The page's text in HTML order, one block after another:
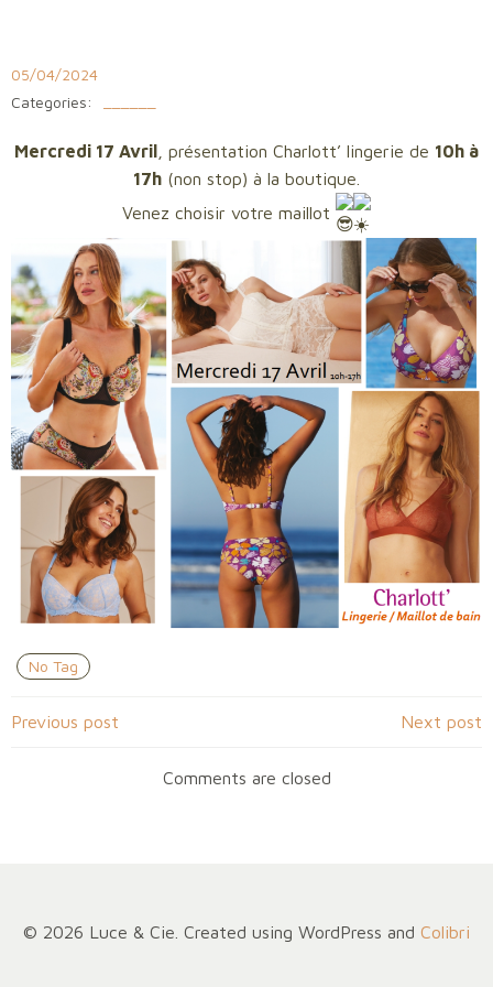
05/04/2024
Categories:
Mercredi 17 Avril , présentation Charlott’ lingerie de 10h à
17h (non stop) à la boutique.
Venez choisir votre maillot
No Tag
Navigation
Previous post
Navigation
de
Next post
Comments are closed
© 2026 Luce & Cie. Created using WordPress and Colibri